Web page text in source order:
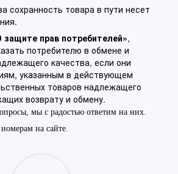
сохранность товара в пути несет
защите прав потребителей»,
потребителю в обмене и
качества, если они
указанным в действующем
товаров надлежащего
возврату и обмену.
мы с радостью ответим на них.
на сайте.